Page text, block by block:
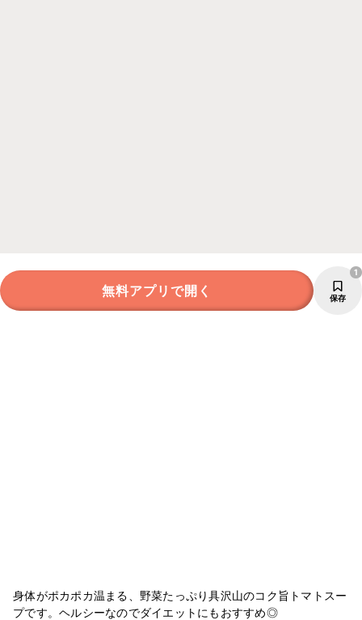
無料アプリで開く 保存
1
身体がポカポカ温まる、野菜たっぷり具沢山のコク旨トマトスー
プです。ヘルシーなのでダイエットにもおすすめ◎